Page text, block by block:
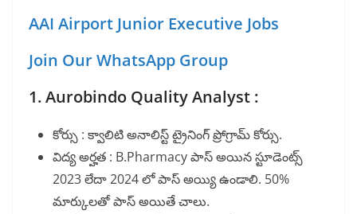
AAI Airport Junior Executive Jobs
Join Our WhatsApp Group
1. Aurobindo Quality Analyst :
కోర్సు : క్వాలిటి అనాలిస్ట్ ట్రైనింగ్ ప్రోగ్రామ్ కోర్సు.
విద్య అర్హత : B.Pharmacy పాస్ అయిన స్టూడెంట్స్
2023 లేదా 2024 లో పాస్ అయ్యి ఉండాలి. 50%
మార్కులతో పాస్ అయితే చాలు.